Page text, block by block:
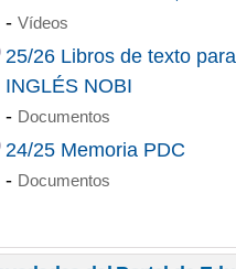
en el mapa
- Vídeos
25/26 Libros de texto
INGLÉS NOBI
- Documentos
24/25 Memoria PDC
- Documentos